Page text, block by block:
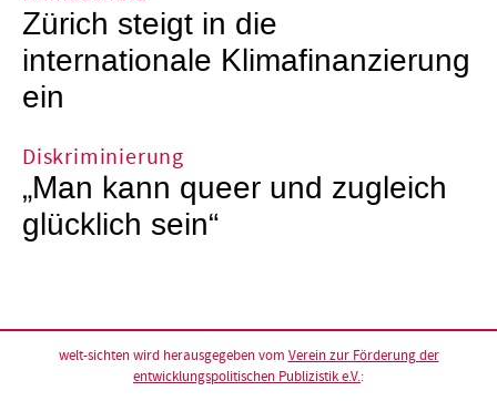
Zürich steigt in die
internationale Klimafinanzierung
ein
Diskriminierung
„Man kann queer und zugleich
glücklich sein“
welt-sichten wird herausgegeben vom Verein zur Förderung der
entwicklungspolitischen Publizistik e.V.: